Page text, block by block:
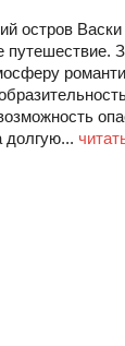
остров Васки
путешествие.
долгую...